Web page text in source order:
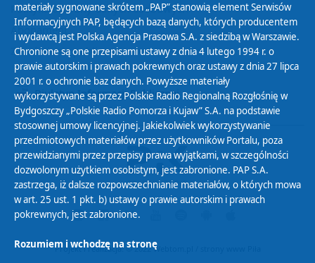
Polityka ochrony danych osobowych
Abonament
Zamówienia publiczne
Biuletyn Informacji Publicznej
Projekt i realizacja: © 2022Webtom.pl
materiały sygnowane skrótem „PAP” stanowią element Serwisów
Informacyjnych PAP, będących bazą danych, których producentem
i wydawcą jest Polska Agencja Prasowa S.A. z siedzibą w Warszawie.
Chronione są one przepisami ustawy z dnia 4 lutego 1994 r. o
prawie autorskim i prawach pokrewnych oraz ustawy z dnia 27 lipca
2001 r. o ochronie baz danych. Powyższe materiały
wykorzystywane są przez Polskie Radio Regionalną Rozgłośnię w
Bydgoszczy „Polskie Radio Pomorza i Kujaw” S.A. na podstawie
stosownej umowy licencyjnej. Jakiekolwiek wykorzystywanie
przedmiotowych materiałów przez użytkowników Portalu, poza
przewidzianymi przez przepisy prawa wyjątkami, w szczególności
dozwolonym użytkiem osobistym, jest zabronione. PAP S.A.
zastrzega, iż dalsze rozpowszechnianie materiałów, o których mowa
w art. 25 ust. 1 pkt. b) ustawy o prawie autorskim i prawach
pokrewnych, jest zabronione.
Rozumiem i wchodzę na stronę